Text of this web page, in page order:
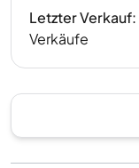
Letzter Verkauf:
Verkäufe